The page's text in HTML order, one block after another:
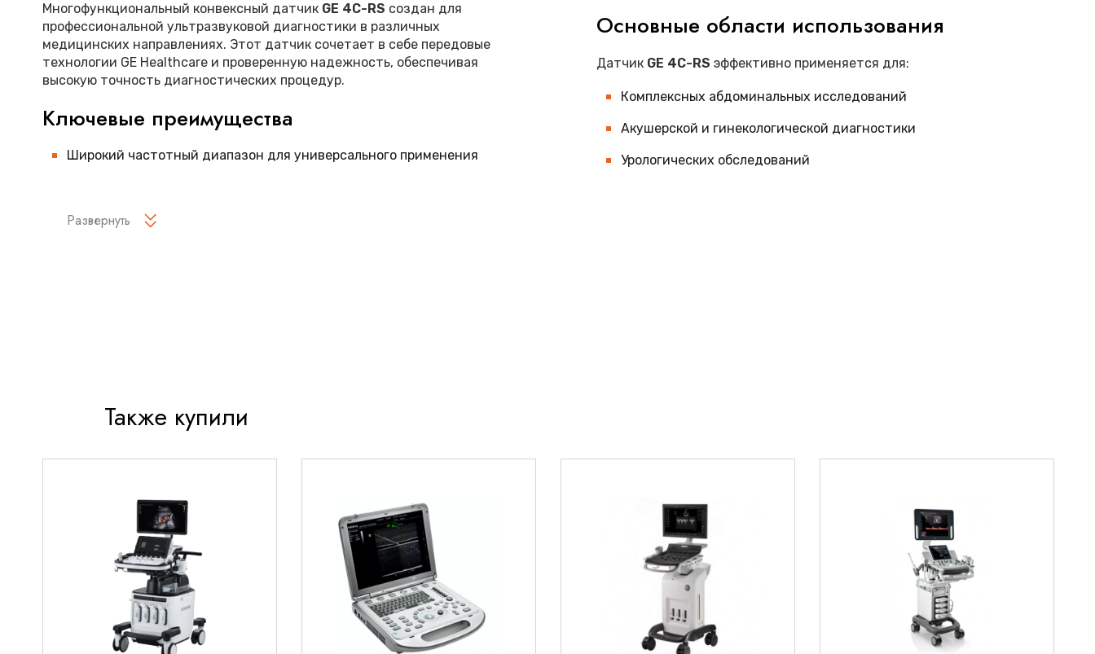
Многофункциональный конвексный датчик GE 4C-RS создан для
профессиональной ультразвуковой диагностики в различных
медицинских направлениях. Этот датчик сочетает в себе передовые
технологии GE Healthcare и проверенную надежность, обеспечивая
высокую точность диагностических процедур.
Ключевые преимущества
Широкий частотный диапазон для универсального применения
Высокое качество изображения благодаря технологии обработки
Глубина сканирования: 3-25 см
Количество элементов: 192
Тип разъема: специализированный для оборудования GE
Основные области использования
Датчик GE 4C-RS эффективно применяется для:
Комплексных абдоминальных исследований
Акушерской и гинекологической диагностики
Урологических обследований
оборудования и предоставляем полный комплект документации. Для
Развернуть
Также купили